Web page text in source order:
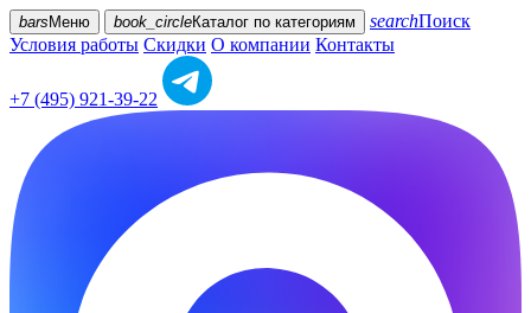
bars Меню book_circleКаталог по категориям searchПоиск
Условия работы Скидки О компании Контакты
+7 (495) 921-39-22